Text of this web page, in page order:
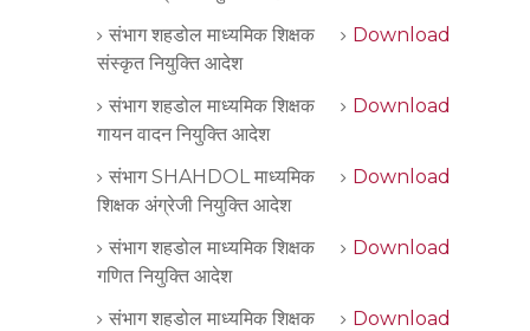
संभाग शहडोल माध्यमिक शिक्षक
संस्कृत नियुक्ति आदेश
Download
संभाग शहडोल माध्यमिक शिक्षक
गायन वादन नियुक्ति आदेश
Download
संभाग SHAHDOL माध्यमिक
शिक्षक अंग्रेजी नियुक्ति आदेश
Download
संभाग शहडोल माध्यमिक शिक्षक
गणित नियुक्ति आदेश
Download
संभाग शहडोल माध्यमिक शिक्षक
Download